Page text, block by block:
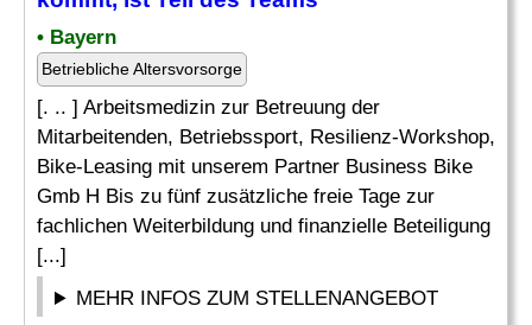
• Bayern
Betriebliche Altersvorsorge
[. .. ] Arbeitsmedizin zur Betreuung der
Mitarbeitenden, Betriebssport, Resilienz-Workshop,
Bike-Leasing mit unserem Partner Business Bike
Gmb H Bis zu fünf zusätzliche freie Tage zur
fachlichen Weiterbildung und finanzielle Beteiligung
[...]
MEHR INFOS ZUM STELLENANGEBOT